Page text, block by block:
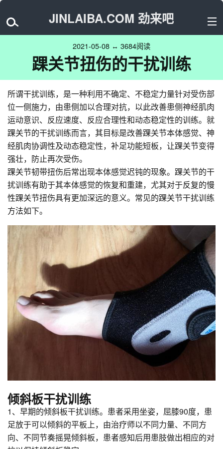
JINLAIBA.COM 劲来吧
2021-05-08 ↔ 3684阅读
踝关节扭伤的干扰训练
所谓干扰训练，是一种利用不确定、不稳定力量针对受伤部
位一侧施力，由患侧加以合理对抗，以此改善患侧神经肌肉
运动意识、反应速度、反应合理性和动态稳定性的训练。就
踝关节的干扰训练而言，其目标是改善踝关节本体感觉、神
经肌肉协调性及动态稳定性，补足功能短板，让踝关节变得
强壮，防止再次受伤。
踝关节韧带扭伤后常出现本体感觉迟钝的现象。踝关节的干
扰训练有助于其本体感觉的恢复和重建，尤其对于反复的慢
性踝关节扭伤具有更加深远的意义。常见的踝关节干扰训练
方法如下。
倾斜板干扰训练
1、早期的倾斜板干扰训练。患者采用坐姿，屈膝90度，患
足放于可以倾斜的平板上，由治疗师以不同力量、不同方
向、不同节奏摇晃倾斜板，患者感知后用患肢做出相应的对